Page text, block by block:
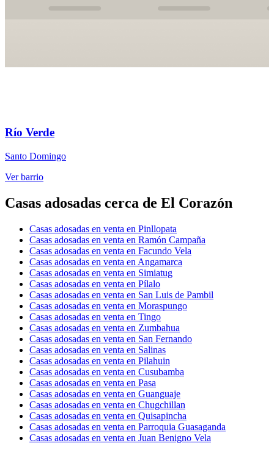
Río Verde
Santo Domingo
Ver barrio
Casas adosadas cerca de El Corazón
Casas adosadas en venta en Pinllopata
Casas adosadas en venta en Ramón Campaña
Casas adosadas en venta en Facundo Vela
Casas adosadas en venta en Angamarca
Casas adosadas en venta en Simiatug
Casas adosadas en venta en Pílalo
Casas adosadas en venta en San Luis de Pambil
Casas adosadas en venta en Moraspungo
Casas adosadas en venta en Tingo
Casas adosadas en venta en Zumbahua
Casas adosadas en venta en San Fernando
Casas adosadas en venta en Salinas
Casas adosadas en venta en Pilahuin
Casas adosadas en venta en Cusubamba
Casas adosadas en venta en Pasa
Casas adosadas en venta en Guanguaje
Casas adosadas en venta en Chugchillan
Casas adosadas en venta en Quisapincha
Casas adosadas en venta en Parroquia Guasaganda
Casas adosadas en venta en Juan Benigno Vela